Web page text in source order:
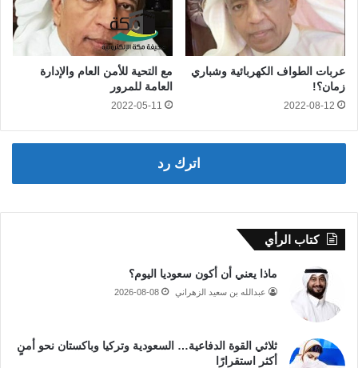
عربات الطواف الكهربائية وشباري
زمان؟!
2022-08-12
مع التحية للأمن العام والإدارة
العامة للمرور
2022-05-11
اترك رد
كتاب الرأي
ماذا يعني أن أكون سعوديا اليوم؟
عبدالله بن سعيد الزهراني 2026-08-08
ثلاثي القوة الدفاعية… السعودية وتركيا وباكستان نحو أمنٍ
أكثر استقرارًا